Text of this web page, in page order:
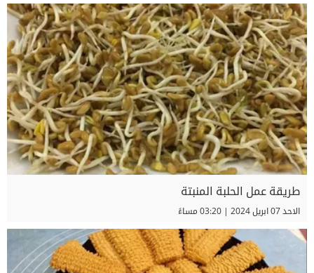
طريقة عمل الحلبة المنبتة
الاحد 07 ابريل 2024 | 03:20 مساءً